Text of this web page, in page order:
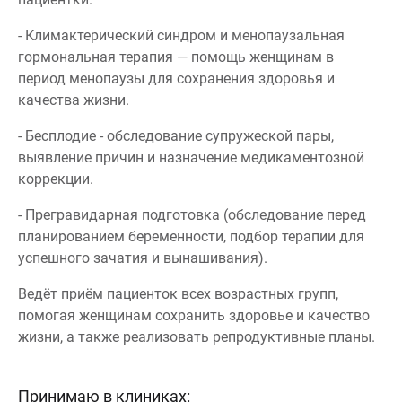
- Климактерический синдром и менопаузальная
гормональная терапия — помощь женщинам в
период менопаузы для сохранения здоровья и
качества жизни.
- Бесплодие - обследование супружеской пары,
выявление причин и назначение медикаментозной
коррекции.
- Прегравидарная подготовка (обследование перед
планированием беременности, подбор терапии для
успешного зачатия и вынашивания).
Ведёт приём пациенток всех возрастных групп,
помогая женщинам сохранить здоровье и качество
жизни, а также реализовать репродуктивные планы.
Принимаю в клиниках: